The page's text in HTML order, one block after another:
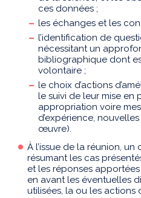
ces données ;
les échanges et les
l’identification de
nécessitant un
bibliographique dont
volontaire ;
le choix d’actions
le suivi de leur mise en
appropriation voire
d’expérience,
œuvre).
À l’issue de la réunion,
résumant les cas
et les réponses
en avant les éventuelles
utilisées, la ou les actions